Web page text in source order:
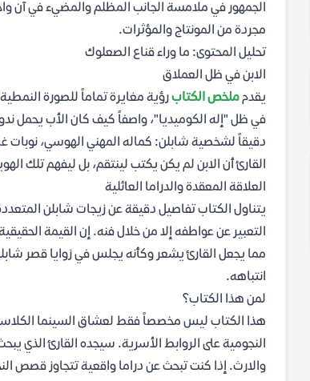
الجمهور في ملامسة الجانب المظلم والمضيء في آن
مجردة من المونتاج والمؤثرات.
تحليل المحتوى: ما وراء قناع الصعلوك
الابن في ظل العملاق
يقدمملخص الكتابرؤية مغايرة تماماً للصورة
في ظل "إله الكوميديا"، واصفاً كيف كان الأب يحمل
القارئ أن الابن لم يكن يكتب لينتقم، بل ليفهم تلك
العلاقة المعقدة والدراما العائلية
يتناول الكتاب تفاصيل دقيقة عن زيجات شابلن
التعبير عن عواطفه إلا من خلال فنه. إن القيمة
مما يجعل القارئ يشعر وكأنه يجلس في زوايا قصر
انتباهه.
لمن هذا الكتاب؟
هذا الكتاب ليس مخصصاً فقط لعشاق السينما
النجومية على الروابط الأسرية. سيجده القارئ الذي
والارث. إذا كنت تبحث عن دراما واقعية تتجاوز قصص